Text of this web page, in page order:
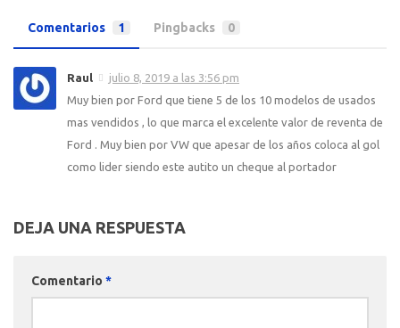
Comentarios 1 Pingbacks 0
Raul
julio 8, 2019 a las 3:56 pm
Muy bien por Ford que tiene 5 de los 10 modelos de usados
mas vendidos , lo que marca el excelente valor de reventa de
Ford . Muy bien por VW que apesar de los años coloca al gol
como lider siendo este autito un cheque al portador
DEJA UNA RESPUESTA
Comentario *